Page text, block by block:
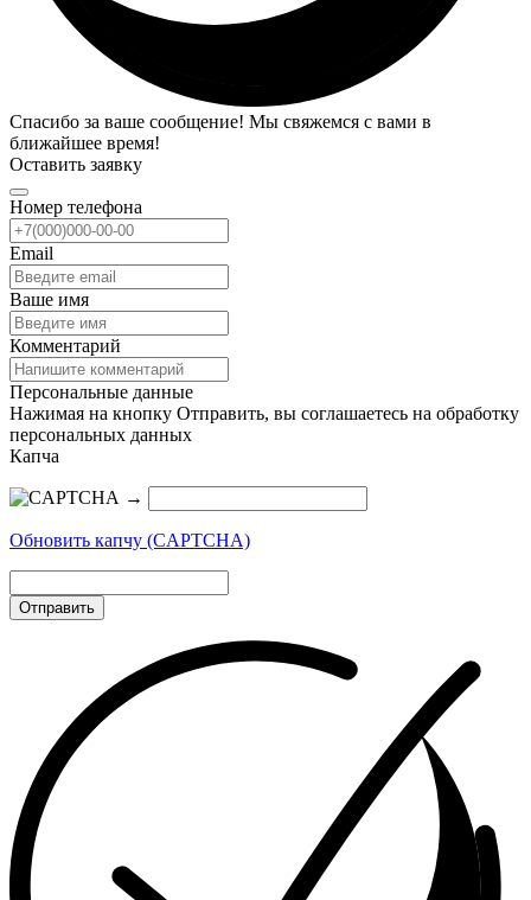
Спасибо за ваше сообщение! Мы свяжемся с вами в
ближайшее время!
Оставить заявку
Номер телефона
Email
Ваше имя
Комментарий
Персональные данные
Нажимая на кнопку Отправить, вы соглашаетесь на обработку
персональных данных
Капча
→
Обновить капчу (CAPTCHA)
Отправить